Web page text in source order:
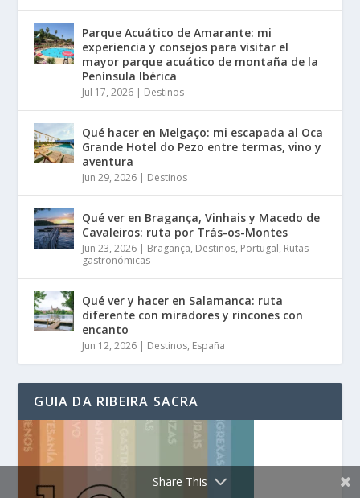
Parque Acuático de Amarante: mi
experiencia y consejos para visitar el
mayor parque acuático de montaña de la
Península Ibérica
Jul 17, 2026 | Destinos
Qué hacer en Melgaço: mi escapada al Oca
Grande Hotel do Pezo entre termas, vino y
aventura
Jun 29, 2026 | Destinos
Qué ver en Bragança, Vinhais y Macedo de
Cavaleiros: ruta por Trás-os-Montes
Jun 23, 2026 | Bragança, Destinos, Portugal, Rutas
gastronómicas
Qué ver y hacer en Salamanca: ruta
diferente con miradores y rincones con
encanto
Jun 12, 2026 | Destinos, España
GUIA DA RIBEIRA SACRA
Share This